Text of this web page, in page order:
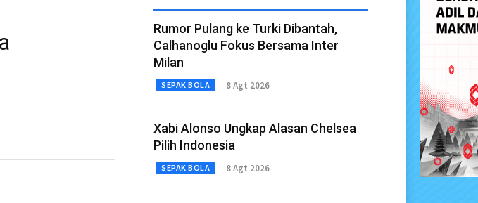
Rumor Pulang ke Turki Dibantah,
Calhanoglu Fokus Bersama Inter
Milan
SEPAK BOLA 8 Agt 2026
Xabi Alonso Ungkap Alasan Chelsea
Pilih Indonesia
SEPAK BOLA 8 Agt 2026